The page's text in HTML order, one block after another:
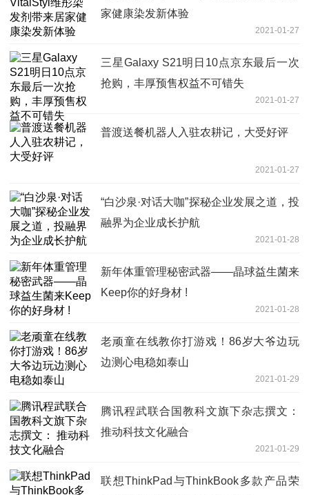
家健康染发新体验
2021-01-27
三星Galaxy S21明日10点京东最后一次
抢购，丰厚预售权益不可错失
2021-01-27
普渡送餐机器人入驻农耕记，大受好评
2021-01-27
“白沙泉·对话大咖”探秘企业发展之道，投
融界为企业成长护航
2021-01-28
新年体重管理秘密武器——晶球益生菌来
Keep你的好身材 !
2021-01-28
老顽童在线教你打游戏！86岁大爷边玩
边测心电稳如泰山
2021-01-29
腾讯程武联合国教科文旗下杂志撰文：
推动科技文化融合
2021-01-29
联想ThinkPad与ThinkBook多款产品荣